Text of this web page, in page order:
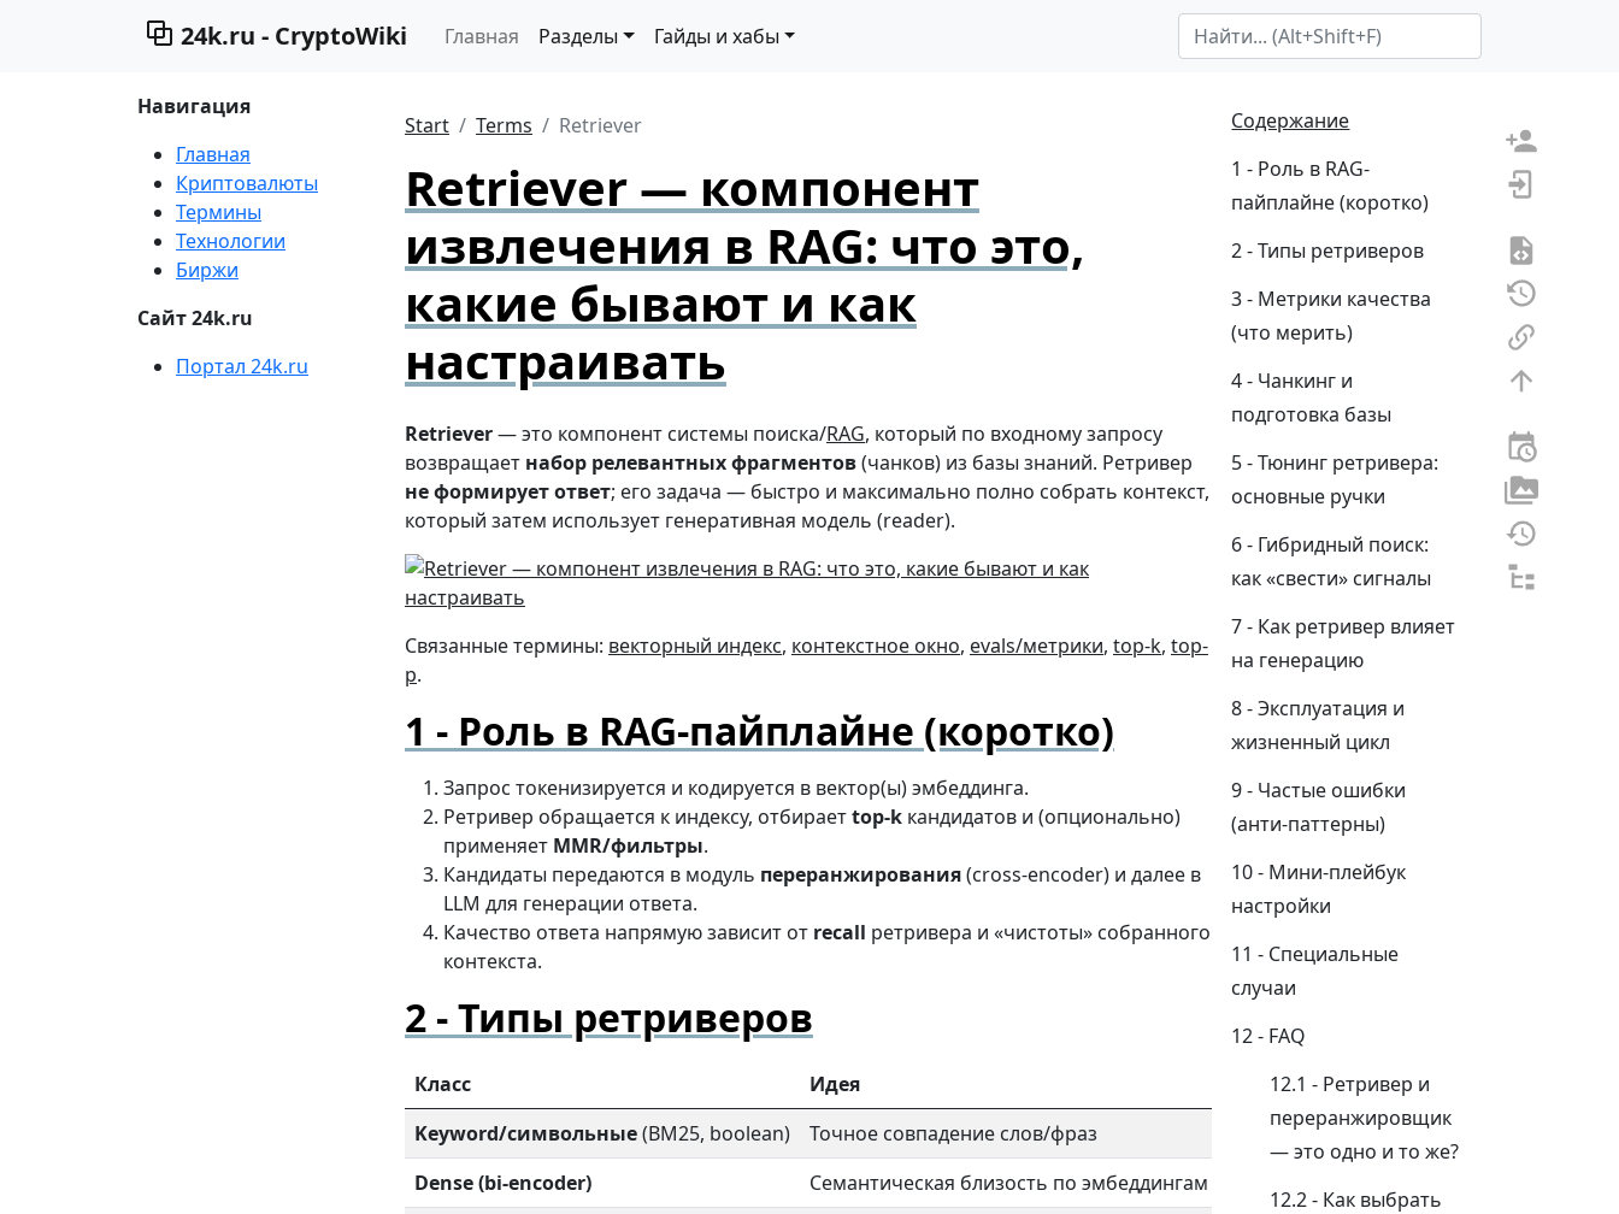
24k.ru - CryptoWiki Главная Разделы Гайды и хабы Search Term
Навигация
Главная
Криптовалюты
Термины
Технологии
Биржи
Сайт 24k.ru
Портал 24k.ru
Start Terms Retriever
Retriever — компонент
извлечения в RAG: что это,
какие бывают и как
настраивать
Содержание
Роль в RAG-
пайплайне (коротко)
Типы ретриверов
Метрики качества
(что мерить)
Чанкинг и
подготовка базы
Тюнинг ретривера:
основные ручки
Гибридный поиск:
как «свести» сигналы
Как ретривер влияет
на генерацию
Эксплуатация и
жизненный цикл
Частые ошибки
(анти-паттерны)
Мини-плейбук
настройки
Специальные
случаи
FAQ
Ретривер и
переранжировщик
— это одно и то же?
Как выбрать
Retriever— это компонент системы поиска/RAG, который по входному запросу
возвращает набор релевантных фрагментов(чанков) из базы знаний. Ретривер
не формирует ответ; его задача — быстро и максимально полно собрать контекст,
который затем использует генеративная модель (reader).
Связанные термины: векторный индекс, контекстное окно, evals/метрики, top-k, top-
p.
Роль в RAG-пайплайне (коротко)
Запрос токенизируется и кодируется в вектор(ы) эмбеддинга.
Ретривер обращается к индексу, отбираетtop-k кандидатов и (опционально)
применяет MMR/фильтры.
Кандидаты передаются в модуль переранжирования(cross-encoder) и далее в
LLM для генерации ответа.
Качество ответа напрямую зависит от recall ретривера и «чистоты» собранного
контекста.
Типы ретриверов
Класс Идея
Плюсы
Keyword/символьные(BM25, boolean) Точное совпадение слов/фраз
Отлично ловят коды, даты, тикеры;
Dense (bi-encoder)
Семантическая близость по эмбеддингам